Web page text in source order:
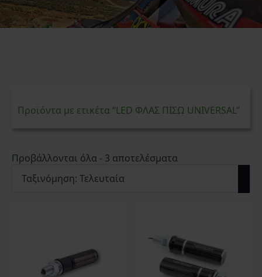
Προϊόντα με ετικέτα “LED ΦΛΑΣ ΠΙΣΩ UNIVERSAL”
Προβάλλονται όλα - 3 αποτελέσματα